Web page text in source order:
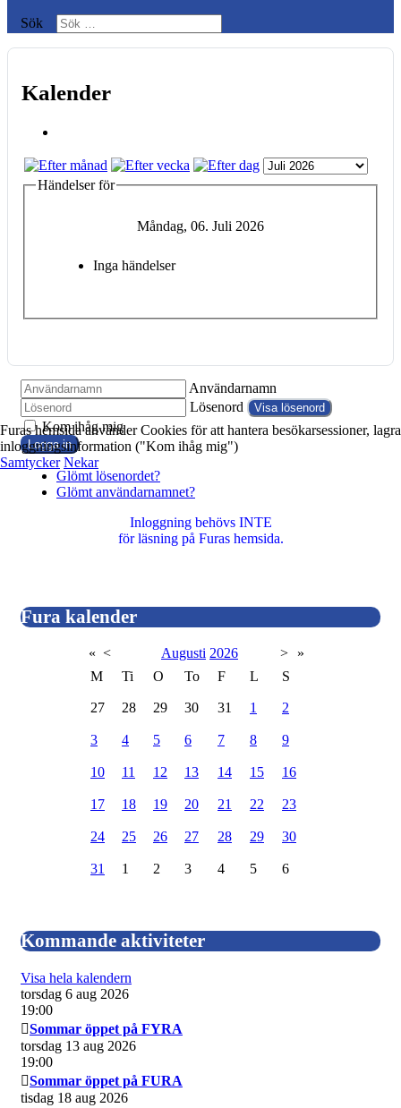
Sök
Kalender
Händelser för
Måndag, 06. Juli 2026
Inga händelser
Användarnamn
Lösenord
Visa lösenord
Kom ihåg mig
Logga in
Glömt lösenordet?
Glömt användarnamnet?
Inloggning behövs INTE
för läsning på Furas hemsida.
Fura kalender
« < Augusti 2026 >
»
M
Ti O To F L S
27 28 29 30 31 1 2
3 4 5 6 7 8 9
10 11 12 13 14 15 16
17 18 19 20 21 22 23
24 25 26 27 28 29 30
31 1 2 3 4 5 6
Kommande aktiviteter
Visa hela kalendern
torsdag 6 aug 2026
19:00
Sommar öppet på FYRA
torsdag 13 aug 2026
19:00
Sommar öppet på FURA
tisdag 18 aug 2026
Furas hemsida använder Cookies för att hantera besökarsessioner, lagra
inloggningsinformation ("Kom ihåg mig")
Samtycker Nekar